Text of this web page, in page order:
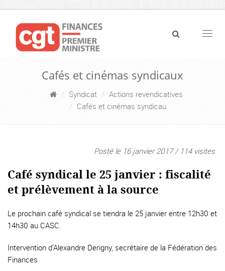
Cafés et cinémas syndicaux
Syndicat
Actions revendicatives
Cafés et cinémas syndicau
Posté le 16 janvier 2017 / 114 visites
Café syndical le 25 janvier : fiscalité
et prélèvement à la source
Le prochain café syndical se tiendra le 25 janvier entre 12h30 et
14h30 au CASC.
Intervention d’Alexandre Derigny, secrétaire de la Fédération des
Finances